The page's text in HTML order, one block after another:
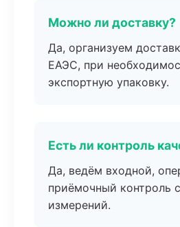
Можно ли доставку?
Да, организуем
ЕАЭС, при
экспортную упаковку.
Есть ли контроль
Да, ведём входной,
приёмочный контроль
измерений.